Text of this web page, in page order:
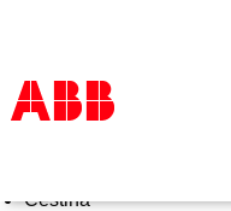
Products & Solutions
Čeština